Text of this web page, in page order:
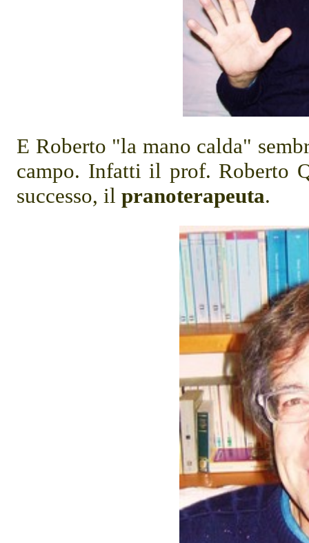
E Roberto "la mano calda"
campo. Infatti il prof. Roberto
successo, il pranoterapeuta.